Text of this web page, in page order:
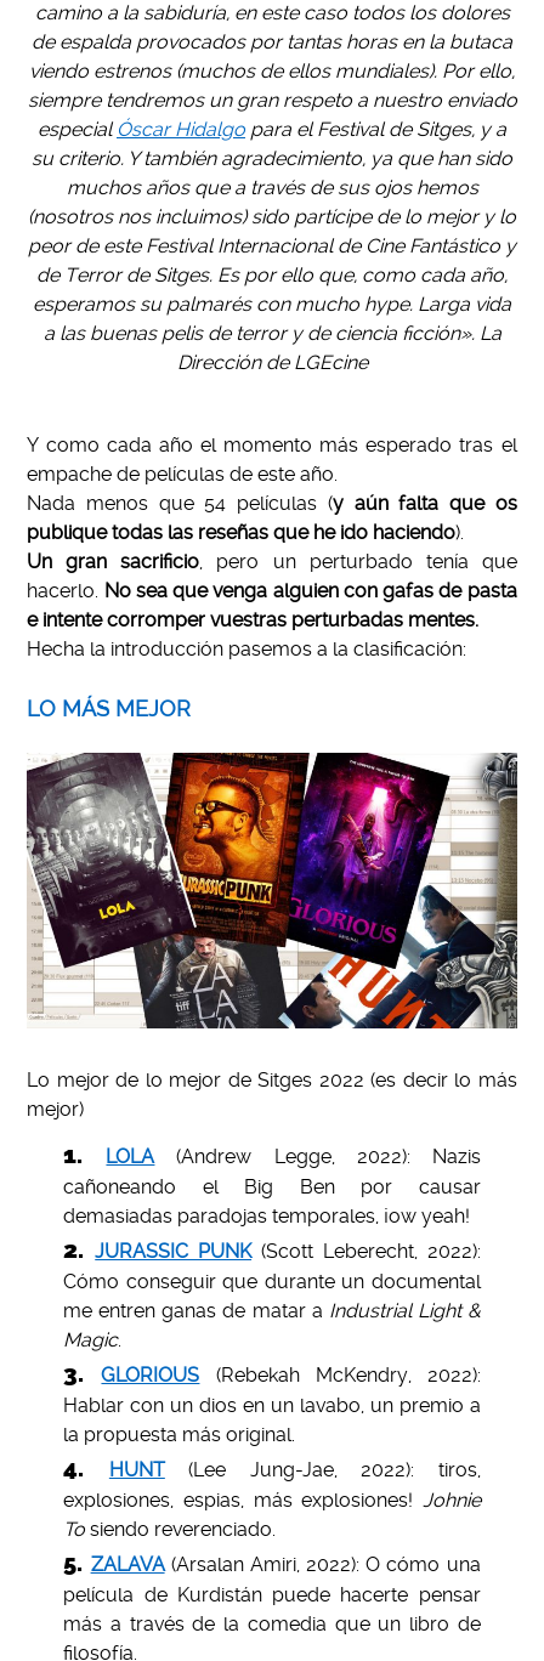
camino a la sabiduría, en este caso todos los dolores
de espalda provocados por tantas horas en la butaca
viendo estrenos (muchos de ellos mundiales). Por ello,
siempre tendremos un gran respeto a nuestro enviado
especial Óscar Hidalgo para el Festival de Sitges, y a
su criterio. Y también agradecimiento, ya que han sido
muchos años que a través de sus ojos hemos
(nosotros nos incluimos) sido partícipe de lo mejor y lo
peor de este Festival Internacional de Cine Fantástico y
de Terror de Sitges. Es por ello que, como cada año,
esperamos su palmarés con mucho hype. Larga vida
a las buenas pelis de terror y de ciencia ficción». La
Dirección de LGEcine
Y como cada año el momento más esperado tras el
empache de películas de este año.
Nada menos que 54 películas (y aún falta que os
publique todas las reseñas que he ido haciendo).
Un gran sacrificio, pero un perturbado tenía que
hacerlo. No sea que venga alguien con gafas de pasta
e intente corromper vuestras perturbadas mentes.
Hecha la introducción pasemos a la clasificación:
LO MÁS MEJOR
Lo mejor de lo mejor de Sitges 2022 (es decir lo más
mejor)
LOLA (Andrew Legge, 2022): Nazis
cañoneando el Big Ben por causar
demasiadas paradojas temporales, ¡ow yeah!
JURASSIC PUNK(Scott Leberecht, 2022):
Cómo conseguir que durante un documental
me entren ganas de matar a Industrial Light &
Magic.
GLORIOUS (Rebekah McKendry, 2022):
Hablar con un dios en un lavabo, un premio a
la propuesta más original.
HUNT(Lee Jung-Jae, 2022): tiros,
explosiones, espias, más explosiones! Johnie
To siendo reverenciado.
ZALAVA(Arsalan Amiri, 2022): O cómo una
película de Kurdistán puede hacerte pensar
más a través de la comedia que un libro de
filosofía.